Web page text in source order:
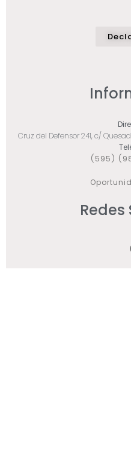
Cruz del Defensor 241, c/
(595)
Redes